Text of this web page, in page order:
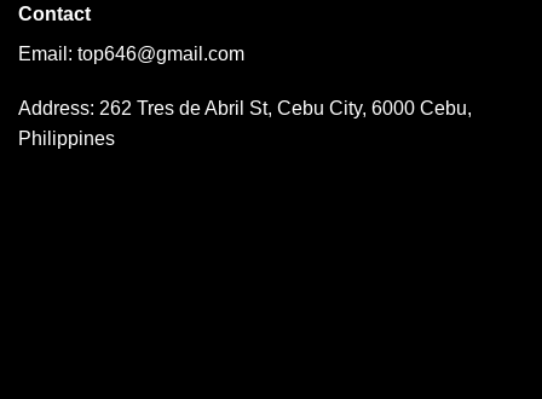
Contact
Email: top646@gmail.com
Address: 262 Tres de Abril St, Cebu City, 6000 Cebu,
Philippines